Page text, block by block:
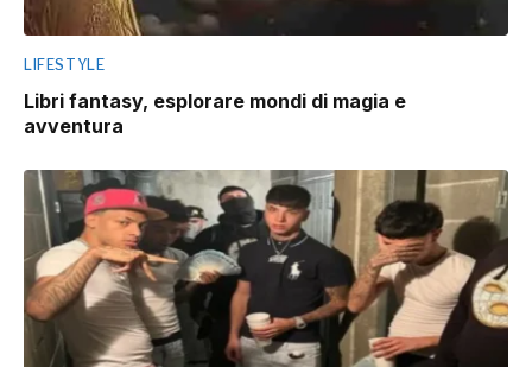
LIFESTYLE
Libri fantasy, esplorare mondi di magia e
avventura